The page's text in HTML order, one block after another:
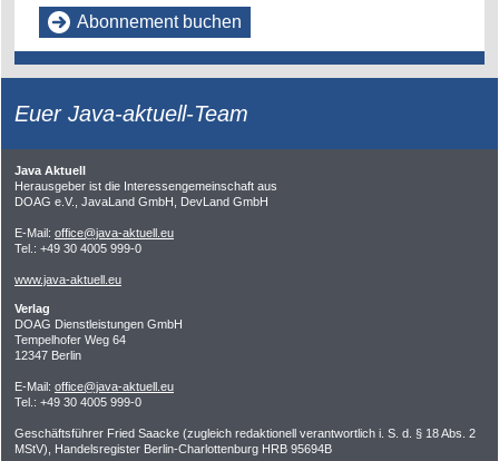
Abonnement buchen
Euer Java-aktuell-Team
Java Aktuell
Herausgeber ist die Interessengemeinschaft aus
DOAG e.V., JavaLand GmbH, DevLand GmbH
E-Mail: office@java-aktuell.eu
Tel.: +49 30 4005 999-0
www.java-aktuell.eu
Verlag
DOAG Dienstleistungen GmbH
Tempelhofer Weg 64
12347 Berlin
E-Mail: office@java-aktuell.eu
Tel.: +49 30 4005 999-0
Geschäftsführer Fried Saacke (zugleich redaktionell verantwortlich i. S. d. § 18 Abs. 2
MStV), Handelsregister Berlin-Charlottenburg HRB 95694B